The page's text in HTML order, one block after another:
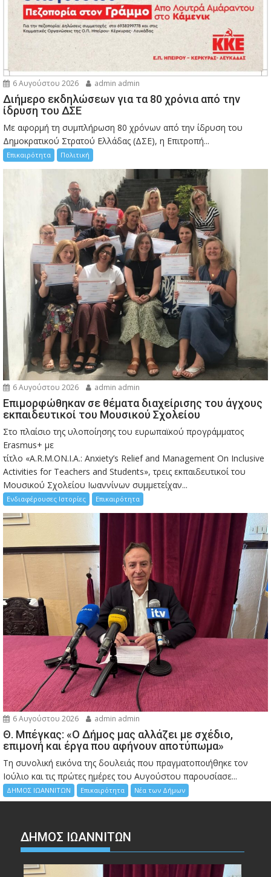
6 Αυγούστου 2026 admin admin
Διήμερο εκδηλώσεων για τα 80 χρόνια από την
ίδρυση του ΔΣΕ
Με αφορμή τη συμπλήρωση 80 χρόνων από την ίδρυση του
Δημοκρατικού Στρατού Ελλάδας (ΔΣΕ), η Επιτροπή...
Επικαιρότητα Πολιτική
6 Αυγούστου 2026 admin admin
Eπιμορφώθηκαν σε θέματα διαχείρισης του άγχους
εκπαιδευτικοί του Μουσικού Σχολείου
Στο πλαίσιο της υλοποίησης του ευρωπαϊκού προγράμματος
Erasmus+ με
τίτλο «A.R.M.ON.I.A.: Anxiety’s Relief and Management On Inclusive
Activities for Teachers and Students», τρεις εκπαιδευτικοί του
Μουσικού Σχολείου Ιωαννίνων συμμετείχαν...
Ενδιαφέρουσες Ιστορίες Επικαιρότητα
6 Αυγούστου 2026 admin admin
Θ. Μπέγκας: «Ο Δήμος μας αλλάζει με σχέδιο,
επιμονή και έργα που αφήνουν αποτύπωμα»
Τη συνολική εικόνα της δουλειάς που πραγματοποιήθηκε τον
Ιούλιο και τις πρώτες ημέρες του Αυγούστου παρουσίασε...
ΔΗΜΟΣ ΙΩΑΝΝΙΤΩΝ Επικαιρότητα Νέα των Δήμων
ΔΗΜΟΣ ΙΩΑΝΝΙΤΩΝ